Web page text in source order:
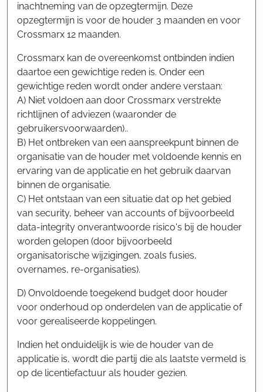
inachtneming van de opzegtermijn. Deze
opzegtermijn is voor de houder 3 maanden en voor
Crossmarx 12 maanden.
Crossmarx kan de overeenkomst ontbinden indien
daartoe een gewichtige reden is. Onder een
gewichtige reden wordt onder andere verstaan:
A) Niet voldoen aan door Crossmarx verstrekte
richtlijnen of adviezen (waaronder de
gebruikersvoorwaarden)..
B) Het ontbreken van een aanspreekpunt binnen de
organisatie van de houder met voldoende kennis en
ervaring van de applicatie en het gebruik daarvan
binnen de organisatie.
C) Het ontstaan van een situatie dat op het gebied
van security, beheer van accounts of bijvoorbeeld
data-integrity onverantwoorde risico's bij de houder
worden gelopen (door bijvoorbeeld
organisatorische wijzigingen, zoals fusies,
overnames, re-organisaties).
D) Onvoldoende toegekend budget door houder
voor onderhoud op onderdelen van de applicatie of
voor gerealiseerde koppelingen.
Indien het onduidelijk is wie de houder van de
applicatie is, wordt die partij die als laatste vermeld is
op de licentiefactuur als houder gezien.